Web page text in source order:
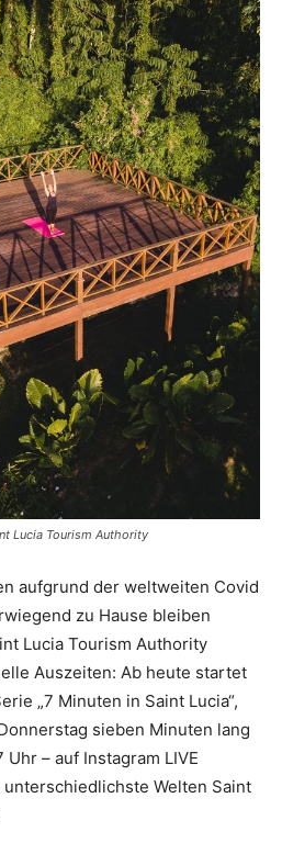
Reiseempfehlungen.
Lucia Tourism Authority
aufgrund der weltweiten Covid
zu Hause bleiben
Lucia Tourism Authority
Auszeiten: Ab heute startet
„7 Minuten in Saint Lucia“,
sieben Minuten lang
Uhr – auf Instagram LIVE
Welten Saint